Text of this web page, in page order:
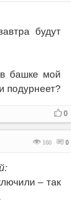
будут
башке мой
подурнеет?
0
160 0
– так